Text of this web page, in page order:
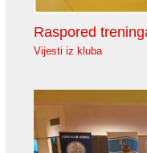
Raspored
Vijesti iz kluba